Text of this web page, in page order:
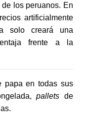
los peruanos. En
artificialmente
solo creará una
frente a la
papa en todas sus
pallets de